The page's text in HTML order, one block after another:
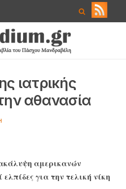
ιατρικής
αθανασία
αμερικανών
για την τελική νίκη